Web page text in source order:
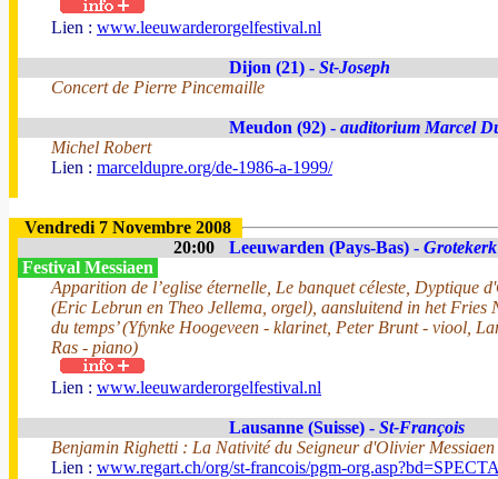
Lien : www.leeuwarderorgelfestival.nl
Dijon (21) - St-Joseph
Concert de Pierre Pincemaille
Meudon (92) - auditorium Marcel
Michel Robert
Lien : marceldupre.org/de-1986-a-1999/
Vendredi 7 Novembre 2008
20:00
Leeuwarden (Pays-Bas) - Grotekerk
Festival Messiaen
Apparition de l’eglise éternelle, Le banquet céleste, Dyptique
(Eric Lebrun en Theo Jellema, orgel), aansluitend in het Fries
du temps’ (Yfynke Hoogeveen - klarinet, Peter Brunt - viool,
Ras - piano)
Lien : www.leeuwarderorgelfestival.nl
Lausanne (Suisse) - St-François
Benjamin Righetti : La Nativité du Seigneur d'Olivier Messiaen
Lien : www.regart.ch/org/st-francois/pgm-